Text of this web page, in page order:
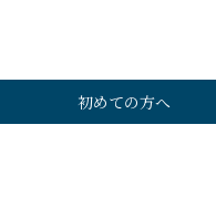
初めての方へ